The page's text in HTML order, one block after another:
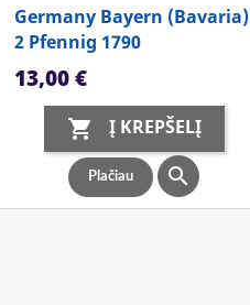
Germany Bayern (Bavaria)
2 Pfennig 1790
Kaina
13,00 €
 Į KREPŠELĮ
Plačiau 